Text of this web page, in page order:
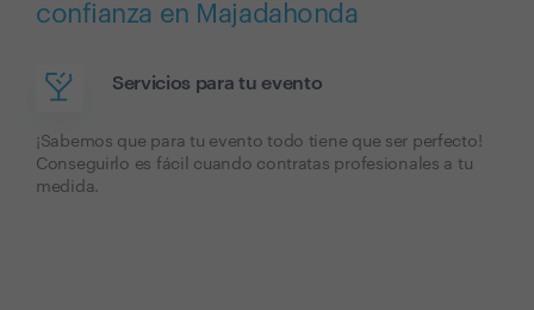
confianza en Majadahonda
Servicios para tu evento
¡Sabemos que para tu evento todo tiene que ser perfecto!
Conseguirlo es fácil cuando contratas profesionales a tu
medida.